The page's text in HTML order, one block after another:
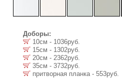
Доборы:
10см - 1036руб.
15см - 1302руб.
20см - 2362руб.
35см - 3732руб.
притворная планка - 553руб.